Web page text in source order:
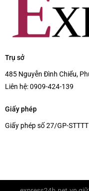
Trụ sở
485 Nguyễn Đình Chiểu,
Liên hệ:0909-424-139
Giấy phép
Giấy phép số 27/GP-